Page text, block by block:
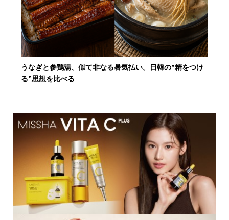
うなぎと参鶏湯、似て非なる暑気払い。日韓の”精をつけ
る”思想を比べる